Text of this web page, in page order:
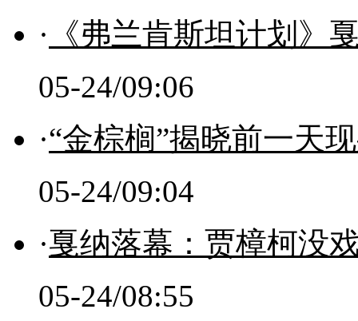
· 《弗兰肯斯坦计划》
05-24/09:06
·“金棕榈”揭晓前一天
05-24/09:04
·戛纳落幕：贾樟柯没
05-24/08:55